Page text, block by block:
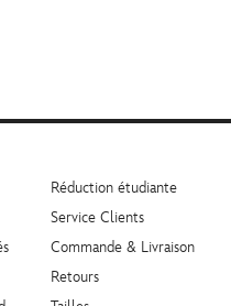
Réduction étudiante
Service Clients
Commande & Livraison
Retours